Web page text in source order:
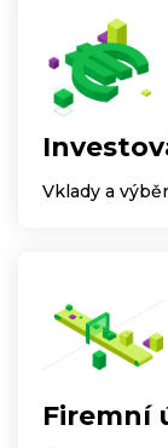
Vklady a
Firemní